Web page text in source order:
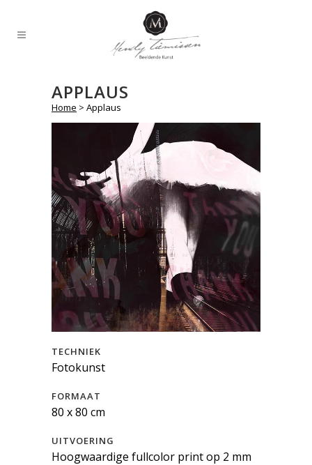
APPLAUS
Home > Applaus
TECHNIEK
Fotokunst
FORMAAT
80 x 80 cm
UITVOERING
Hoogwaardige fullcolor print op 2 mm